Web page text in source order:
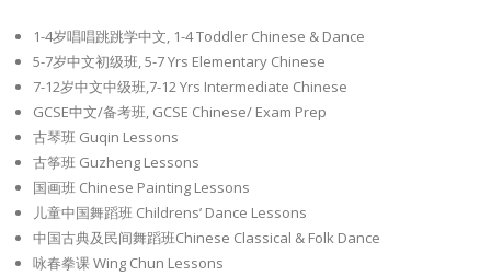
1-4岁唱唱跳跳学中文, 1-4 Toddler Chinese & Dance
5-7岁中文初级班, 5-7 Yrs Elementary Chinese
7-12岁中文中级班,7-12 Yrs Intermediate Chinese
GCSE中文/备考班, GCSE Chinese/ Exam Prep
古琴班 Guqin Lessons
古筝班 Guzheng Lessons
国画班 Chinese Painting Lessons
儿童中国舞蹈班 Childrens’ Dance Lessons
中国古典及民间舞蹈班Chinese Classical & Folk Dance
咏春拳课 Wing Chun Lessons